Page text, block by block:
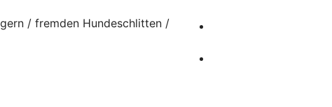
/ fremden Hundeschlitten /